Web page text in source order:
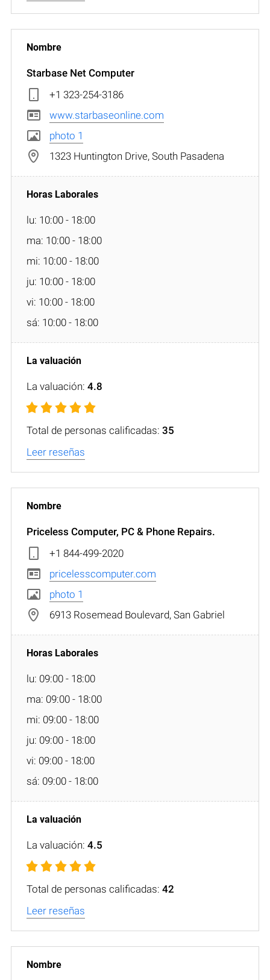
Starbase Net Computer
+1 323-254-3186
www.starbaseonline.com
photo 1
1323 Huntington Drive, South Pasadena
lu: 10:00 - 18:00
ma: 10:00 - 18:00
mi: 10:00 - 18:00
ju: 10:00 - 18:00
vi: 10:00 - 18:00
sá: 10:00 - 18:00
La valuación: 4.8
Total de personas calificadas: 35
Leer reseñas
Priceless Computer, PC & Phone Repairs.
+1 844-499-2020
pricelesscomputer.com
photo 1
6913 Rosemead Boulevard, San Gabriel
lu: 09:00 - 18:00
ma: 09:00 - 18:00
mi: 09:00 - 18:00
ju: 09:00 - 18:00
vi: 09:00 - 18:00
sá: 09:00 - 18:00
La valuación: 4.5
Total de personas calificadas: 42
Leer reseñas